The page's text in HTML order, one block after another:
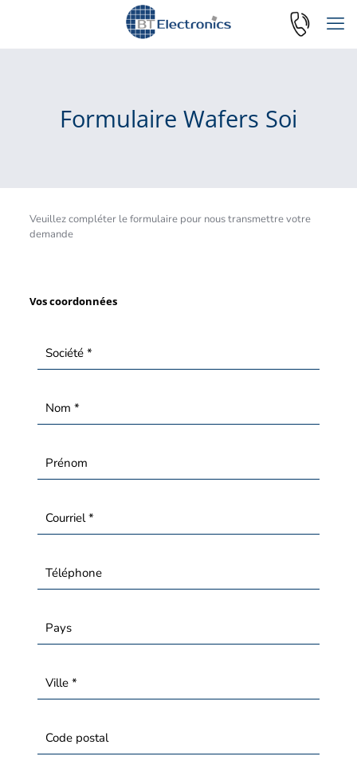
Formulaire Wafers Soi
Veuillez compléter le formulaire pour nous transmettre votre
demande
Vos coordonnées